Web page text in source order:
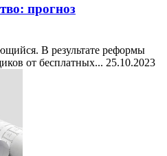
прогноз
В результате реформы
от бесплатных... 25.10.2023